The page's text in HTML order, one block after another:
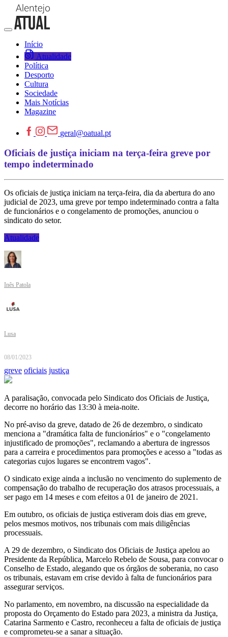
Início
Atualidade
Política
Desporto
Cultura
Sociedade
Mais Notícias
Magazine
geral@oatual.pt
Oficiais de justiça iniciam na terça-feira greve por
tempo indeterminado
Os oficiais de justiça iniciam na terça-feira, dia da abertura do ano
judicial de 2023, uma greve por tempo indeterminado contra a falta
de funcionários e o congelamento de promoções, anunciou o
sindicato do setor.
Atualidade
Inês Patola
Lusa
08/01/2023
greve oficiais justiça
A paralisação, convocada pelo Sindicato dos Oficiais de Justiça,
decorre no horário das 13:30 à meia-noite.
No pré-aviso da greve, datado de 26 de dezembro, o sindicato
menciona a "dramática falta de funcionários" e o "congelamento
injustificado de promoções", reclamando a abertura de ingressos
para a carreira e procedimentos para promoções e acesso a "todas as
categorias cujos lugares se encontrem vagos".
O sindicato exige ainda a inclusão no vencimento do suplemento de
compensação do trabalho de recuperação dos atrasos processuais, a
ser pago em 14 meses e com efeitos a 01 de janeiro de 2021.
Em outubro, os oficiais de justiça estiveram dois dias em greve,
pelos mesmos motivos, nos tribunais com mais diligências
processuais.
A 29 de dezembro, o Sindicato dos Oficiais de Justiça apelou ao
Presidente da República, Marcelo Rebelo de Sousa, para convocar o
Conselho de Estado, alegando que os órgãos de soberania, no caso
os tribunais, estavam em crise devido à falta de funcionários para
assegurar serviços.
No parlamento, em novembro, na discussão na especialidade da
proposta do Orçamento do Estado para 2023, a ministra da Justiça,
Catarina Sarmento e Castro, reconheceu a falta de oficiais de justiça
e comprometeu-se a sanar a situação.